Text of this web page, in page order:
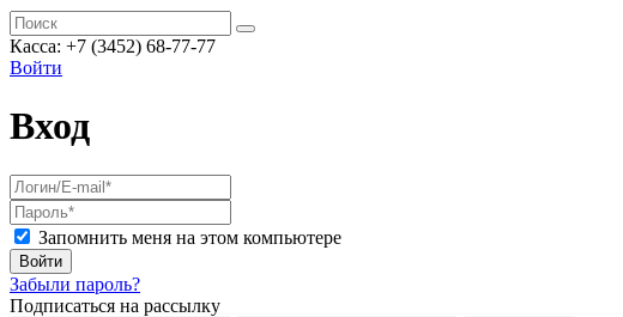
Касса: +7 (3452) 68-77-77
Войти
Вход
Запомнить меня на этом компьютере
Войти
Забыли пароль?
Подписаться на рассылку